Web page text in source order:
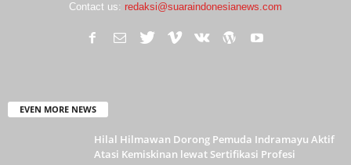
Contact us: redaksi@suaraindonesianews.com
EVEN MORE NEWS
Hilal Hilmawan Dorong Pemuda Indramayu Aktif
Atasi Kemiskinan lewat Sertifikasi Profesi